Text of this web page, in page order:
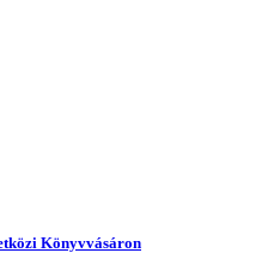
Könyvvásáron